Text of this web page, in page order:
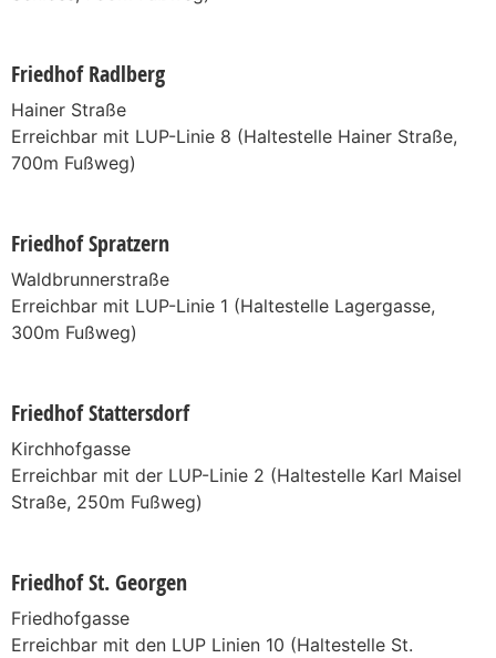
Friedhof Radlberg
Hainer Straße
Erreichbar mit LUP-Linie 8 (Haltestelle Hainer Straße,
700m Fußweg)
Friedhof Spratzern
Waldbrunnerstraße
Erreichbar mit LUP-Linie 1 (Haltestelle Lagergasse,
300m Fußweg)
Friedhof Stattersdorf
Kirchhofgasse
Erreichbar mit der LUP-Linie 2 (Haltestelle Karl Maisel
Straße, 250m Fußweg)
Friedhof St. Georgen
Friedhofgasse
Erreichbar mit den LUP Linien 10 (Haltestelle St.